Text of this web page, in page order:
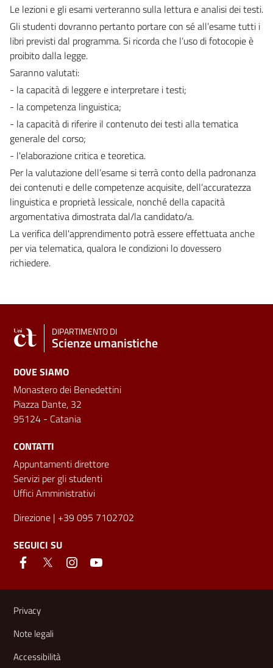
Le lezioni e gli esami verteranno sulla lettura e analisi dei testi.
Gli studenti dovranno pertanto portare con sé all’esame tutti i
libri previsti dal programma. Si ricorda che l’uso di fotocopie è
proibito dalla legge.
Saranno valutati:
- la capacità di leggere e interpretare i testi;
- la competenza linguistica;
- la capacità di riferire il contenuto dei testi alla tematica
generale del corso;
- l'elaborazione critica e teoretica.
Per la valutazione dell’esame si terrà conto della padronanza
dei contenuti e delle competenze acquisite, dell’accuratezza
linguistica e proprietà lessicale, nonché della capacità
argomentativa dimostrata dal/la candidato/a.
La verifica dell'apprendimento potrà essere effettuata anche
per via telematica, qualora le condizioni lo dovessero
richiedere.
DIPARTIMENTO DI
Scienze umanistiche
DOVE SIAMO
Monastero dei Benedettini
Piazza Dante, 32
95124 - Catania
CONTATTI
Appuntamenti direttore
Servizi per gli studenti
Uffici Amministrativi
Direzione | +39 095 7102702
SEGUICI SU
Link e informazioni utili
Privacy
Note legali
Accessibilità